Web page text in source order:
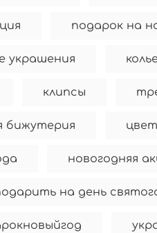
подарок на
украшения
клипсы
бижутерия
новогодняя
на день